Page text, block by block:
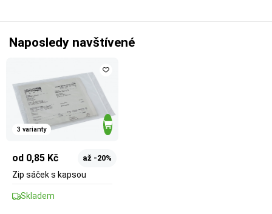
Naposledy navštívené
3 varianty
od 0,85 Kč až -20%
Zip sáček s kapsou
Skladem